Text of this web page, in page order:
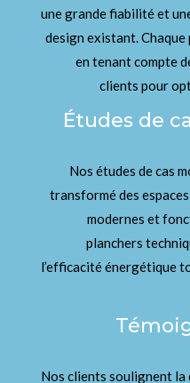
une grande fiabilité et
design existant.
en tenant compte
clients pour
Études de
Nos études de cas
transformé des
modernes et
planchers
l’efficacité énergétique
Nos clients soulignent